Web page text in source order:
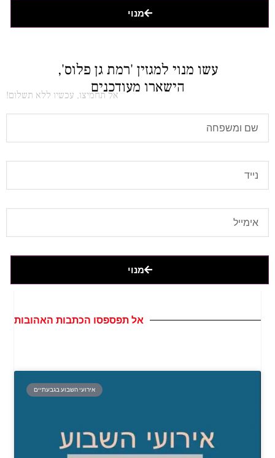
מנוי
עשו מנוי למגזין 'רמת גן פלוס',
הישארו מעודכניםאל תחמיצו, עכשיו ללא תשלום!
מנוי
אל תפספסו הכתבות האהובות
אירועי השבוע בגבעתיים